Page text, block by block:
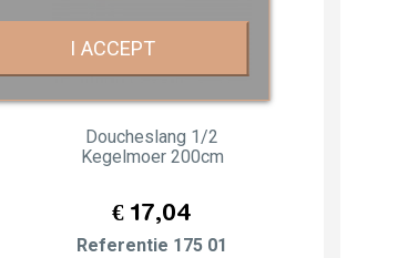
I ACCEPT
Doucheslang 1/2
Kegelmoer 200cm
Prijs
€ 17,04
Referentie 175 01